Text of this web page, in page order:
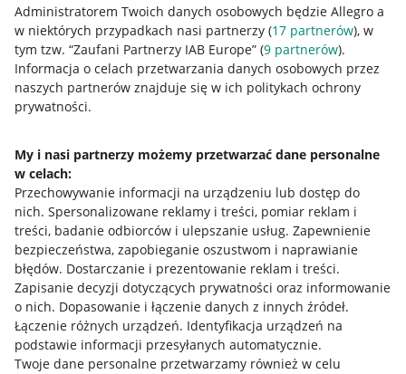
Administratorem Twoich danych osobowych będzie Allegro a
w niektórych przypadkach nasi partnerzy (17 partnerów), w
tym tzw. “Zaufani Partnerzy IAB Europe” (9 partnerów).
Informacja o celach przetwarzania danych osobowych przez
naszych partnerów znajduje się w ich politykach ochrony
prywatności.
My i nasi partnerzy możemy przetwarzać dane personalne
w celach:
Przechowywanie informacji na urządzeniu lub dostęp do
nich. Spersonalizowane reklamy i treści, pomiar reklam i
treści, badanie odbiorców i ulepszanie usług. Zapewnienie
bezpieczeństwa, zapobieganie oszustwom i naprawianie
błędów. Dostarczanie i prezentowanie reklam i treści.
Zapisanie decyzji dotyczących prywatności oraz informowanie
o nich. Dopasowanie i łączenie danych z innych źródeł.
Łączenie różnych urządzeń. Identyfikacja urządzeń na
podstawie informacji przesyłanych automatycznie.
Twoje dane personalne przetwarzamy również w celu
Jak to działa
Napisz do nas
Allegro Gadane dla sprzedających
Allegro Gadane dla kupujących
Mapa miejscowości
Informacje prawne